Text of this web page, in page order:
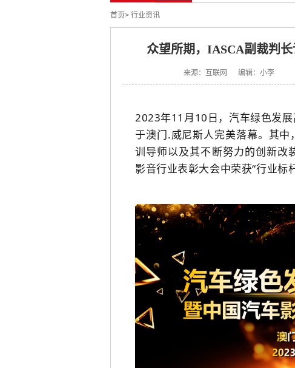
首页> 行业资讯
众望所期，IASCA副裁判
来源：互联网 编辑：小李
2023年11月10日， 汽车绿色发
于澳门.威尼斯人完美落幕。其
训导师以及其不断努力的创新改
影音行业表彰大会中荣获“行业标